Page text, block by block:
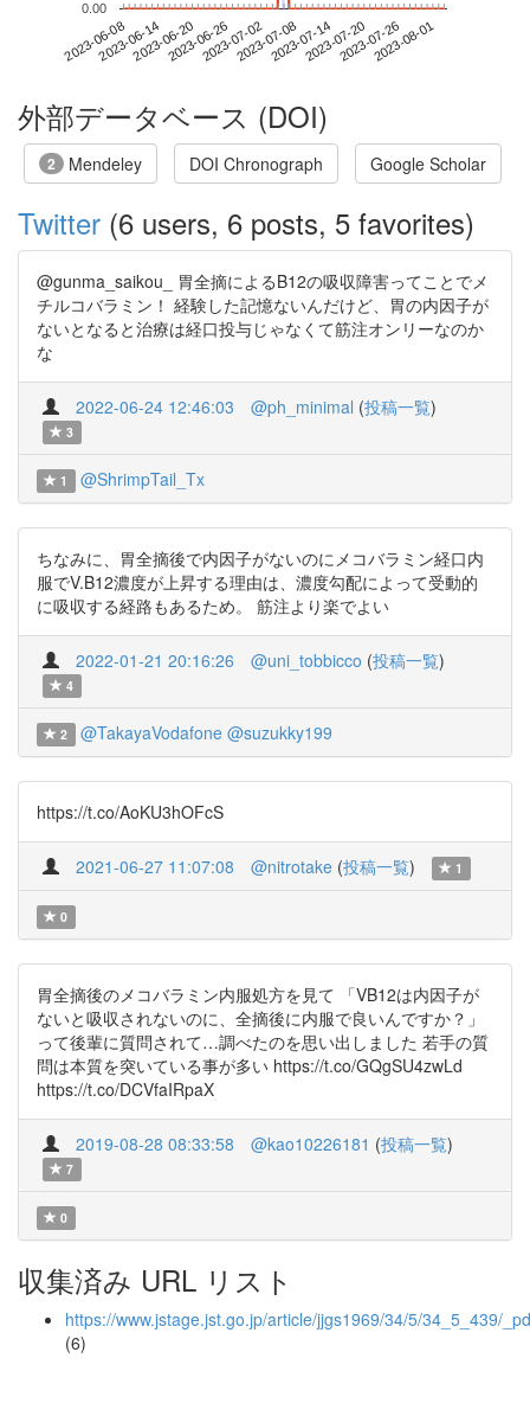
2023-06-082023-06-142023-06-202023-06-262023-07-022023-07-082023-07-142023-07-202023-07-262023-08-01
0.00
外部データベース (DOI)
2 Mendeley DOI Chronograph Google Scholar
Twitter (6 users, 6 posts, 5 favorites)
@gunma_saikou_ 胃全摘によるB12の吸収障害ってことでメ
チルコバラミン！ 経験した記憶ないんだけど、胃の内因子が
ないとなると治療は経口投与じゃなくて筋注オンリーなのか
な
2022-06-24 12:46:03 @ph_minimal (投稿一覧)
3
1 @ShrimpTail_Tx
ちなみに、胃全摘後で内因子がないのにメコバラミン経口内
服でV.B12濃度が上昇する理由は、濃度勾配によって受動的
に吸収する経路もあるため。 筋注より楽でよい
2022-01-21 20:16:26 @uni_tobbicco (投稿一覧)
4
2 @TakayaVodafone @suzukky199
https://t.co/AoKU3hOFcS
2021-06-27 11:07:08 @nitrotake (投稿一覧) 1
0
胃全摘後のメコバラミン内服処方を見て 「VB12は内因子が
ないと吸収されないのに、全摘後に内服で良いんですか？」
って後輩に質問されて…調べたのを思い出しました 若手の質
問は本質を突いている事が多い https://t.co/GQgSU4zwLd
https://t.co/DCVfaIRpaX
2019-08-28 08:33:58 @kao10226181 (投稿一覧)
7
0
収集済み URL リスト
https://www.jstage.jst.go.jp/article/jjgs1969/34/5/34_5_439/
(6)